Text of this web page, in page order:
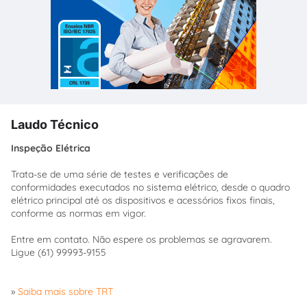
Laudo Técnico
Inspeção Elétrica
Trata-se de uma série de testes e verificações de
conformidades executados no sistema elétrico, desde o quadro
elétrico principal até os dispositivos e acessórios fixos finais,
conforme as normas em vigor.
Entre em contato. Não espere os problemas se agravarem.
Ligue (61) 99993-9155
» Saiba mais sobre TRT